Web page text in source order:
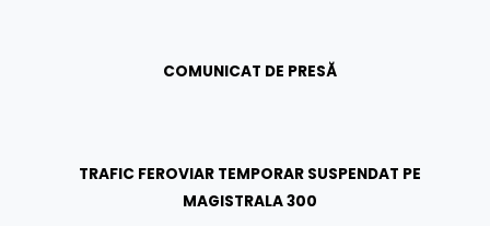
COMUNICAT DE PRESĂ
TRAFIC FEROVIAR TEMPORAR SUSPENDAT PE
MAGISTRALA 300